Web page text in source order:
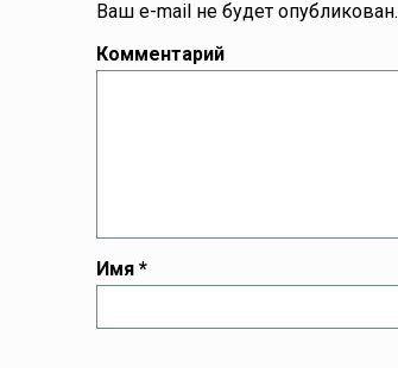
Ваш e-mail не будет опубликован.
Комментарий
Имя*